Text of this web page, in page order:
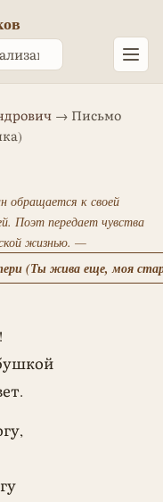
→ Письмо
обращается к своей
Поэт передает чувства
жизнью. —
(Ты жива еще, моя